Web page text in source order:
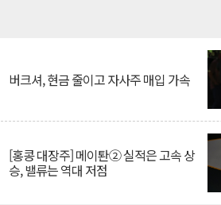
버크셔, 현금 줄이고 자사주 매입 가속
[홍콩 대장주] 메이퇀② 실적은 고속 상
승, 밸류는 역대 저점